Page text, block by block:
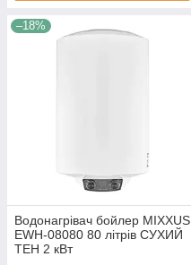
–18%
Водонагрівач бойлер MIXXUS
EWH-08080 80 літрів СУХИЙ
ТЕН 2 кВт